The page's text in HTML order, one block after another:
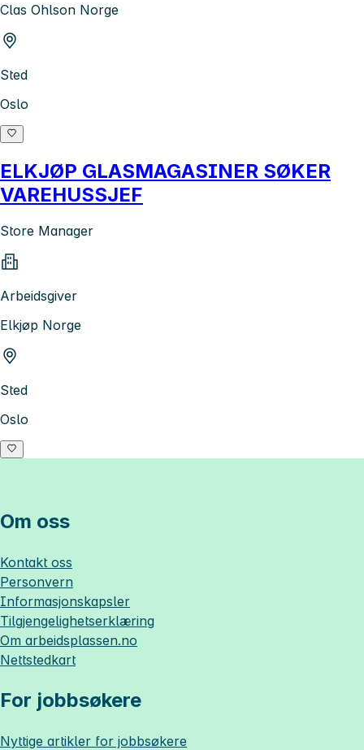
Clas Ohlson Norge
Sted
Oslo
ELKJØP GLASMAGASINER SØKER
VAREHUSSJEF
Store Manager
Arbeidsgiver
Elkjøp Norge
Sted
Oslo
Om oss
Kontakt oss
Personvern
Informasjonskapsler
Tilgjengelighetserklæring
Om arbeidsplassen.no
Nettstedkart
For jobbsøkere
Nyttige artikler for jobbsøkere